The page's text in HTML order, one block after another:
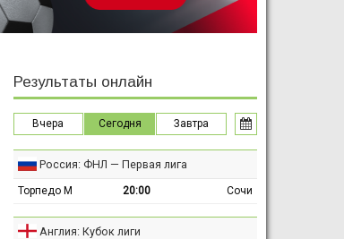
Результаты онлайн
Вчера Сегодня Завтра
Россия: ФНЛ — Первая лига
Торпедо М 20:00 Сочи
Англия: Кубок лиги